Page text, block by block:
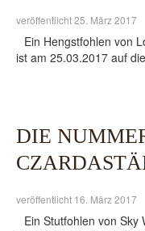
veröffentlicht 25. März 2017
Ein Hengstfohlen von
ist am 25.03.2017 auf
DIE
veröffentlicht 16. März 2017
Ein Stutfohlen von Sky